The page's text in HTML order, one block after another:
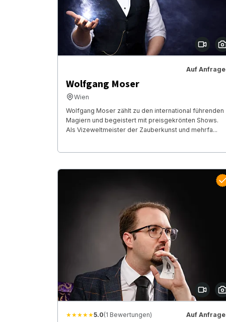
Auf Anfrage
Wolfgang Moser
Wien
Wolfgang Moser zählt zu den international führenden
Magiern und begeistert mit preisgekrönten Shows.
Als Vizeweltmeister der Zauberkunst und mehrfa...
★★★★★5.0(1 Bewertungen) Auf Anfrage